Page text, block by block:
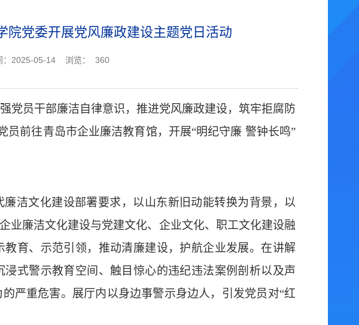
党委开展党风廉政建设主题党日活动
：2025-05-14 浏览： 360
党员干部廉洁自律意识，推进党风廉政建设，筑牢拒腐防
员前往青岛市企业廉洁教育馆，开展“明纪守廉 警钟长鸣”
洁文化建设部署要求，以山东新旧动能转换为背景，以
业廉洁文化建设与党建文化、企业文化、职工文化建设融
育、示范引领，推动清廉建设，护航企业发展。在讲解
式警示教育空间、触目惊心的违纪违法案例剖析以及声
严重危害。展厅内以身边事警示身边人，引发党员对“红